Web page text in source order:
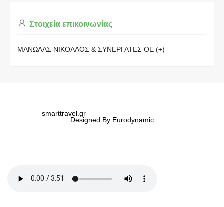
Στοιχεία επικοινωνίας
ΜΑΝΩΛΑΣ ΝΙΚΟΛΑΟΣ & ΣΥΝΕΡΓΑΤΕΣ ΟΕ (+)
smarttravel.gr
Designed By Eurodynamic